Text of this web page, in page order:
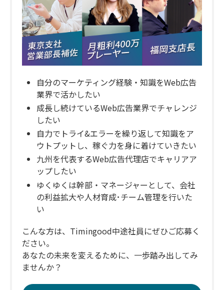
自分のマーケティング経験・知識をWeb広告
業界で活かしたい
成長し続けているWeb広告業界でチャレンジ
したい
自力でトライ&エラーを繰り返して知識をア
ウトプットし、稼ぐ力を身に着けていきたい
九州を代表するWeb広告代理店でキャリアア
ップしたい
ゆくゆくは幹部・マネージャーとして、会社
の利益拡大や人材育成･チーム管理を行いた
い
こんな方は、Timingood中途社員にぜひご応募く
ださい。
あなたの未来を変えるために、一歩踏み出してみ
ませんか？